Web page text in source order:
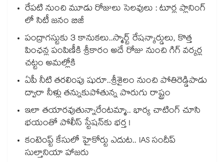
రేపటి నుంచి మూడు రోజులు సెలవులు : టూర్ల ప్లానింగ్
లో సిటీ జనం బిజీ
పంద్రాగస్టుకు 3 కానుకలు..స్మార్ట్ రేషన్కార్డులు, కొత్త
పింఛన్ల పంపిణీకి శ్రీకారం అదే రోజు నుంచి గిగ్ వర్కర్ల
చట్టం అమల్లోకి
ఏపీ నీటి తరలింపు షురూ..శ్రీశైలం నుంచి పోతిరెడ్డిపాడు
ద్వారా నీళ్లు తన్నుకుపోతున్న పొరుగు రాష్ట్రం
ఇలా తయారవుతున్నారేంటమ్మా.. భార్య చాటింగ్ చూసి
భయంతో పోలీస్ స్టేషన్⁫కు భర్త !
కంటెంప్ట్ కేసులో హైకోర్టు ఎదుట.. IAS సందీప్
సుల్తానియా హాజరు